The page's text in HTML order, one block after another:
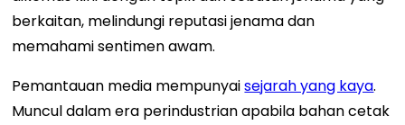
berkaitan, melindungi reputasi jenama dan
memahami sentimen awam.
Pemantauan media mempunyaisejarah yang kaya.
Muncul dalam era perindustrian apabila bahan cetak